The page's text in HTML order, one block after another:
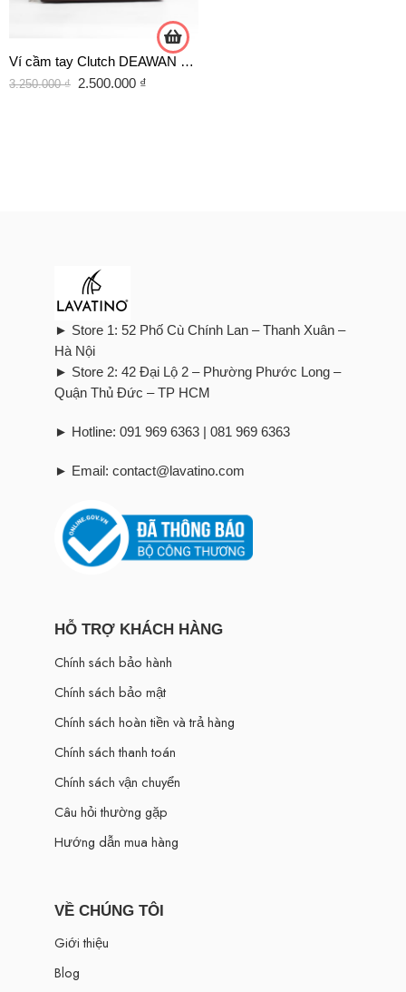
Ví cầm tay Clutch DEAWAN da Saffiano màu nâu chính hãng Lavatino – [CLB29]
3.250.000₫ 2.500.000 ₫
► Store 1: 52 Phố Cù Chính Lan – Thanh Xuân –
Hà Nội
► Store 2: 42 Đại Lộ 2 – Phường Phước Long –
Quận Thủ Đức – TP HCM
► Hotline: 091 969 6363 | 081 969 6363
► Email: contact@lavatino.com
HỖ TRỢ KHÁCH HÀNG
Chính sách bảo hành
Chính sách bảo mật
Chính sách hoàn tiền và trả hàng
Chính sách thanh toán
Chính sách vận chuyển
Câu hỏi thường gặp
Hướng dẫn mua hàng
VỀ CHÚNG TÔI
Giới thiệu
Blog